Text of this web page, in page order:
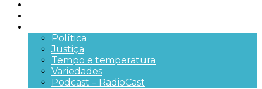
Política
Justiça
Tempo e temperatura
Variedades
Podcast – RadioCast